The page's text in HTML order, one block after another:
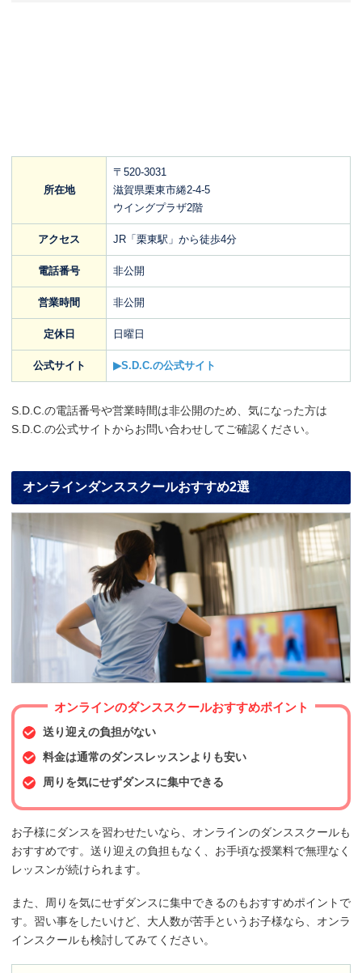
所在地
〒520-3031
滋賀県栗東市綣2-4-5
ウイングプラザ2階
アクセス JR「栗東駅」から徒歩4分
電話番号 非公開
営業時間 非公開
定休日 日曜日
公式サイト ▶S.D.C.の公式サイト
S.D.C.の電話番号や営業時間は非公開のため、気になった方は
S.D.C.の公式サイトからお問い合わせしてご確認ください。
オンラインダンススクールおすすめ2選
オンラインのダンススクールおすすめポイント
送り迎えの負担がない
料金は通常のダンスレッスンよりも安い
周りを気にせずダンスに集中できる
お子様にダンスを習わせたいなら、オンラインのダンススクールも
おすすめです。送り迎えの負担もなく、お手頃な授業料で無理なく
レッスンが続けられます。
また、周りを気にせずダンスに集中できるのもおすすめポイントで
す。習い事をしたいけど、大人数が苦手というお子様なら、オンラ
インスクールも検討してみてください。